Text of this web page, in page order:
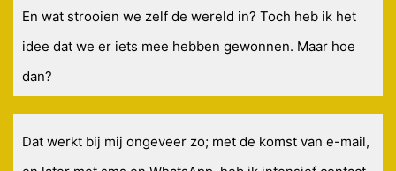
En wat strooien we zelf de wereld in? Toch heb ik het
idee dat we er iets mee hebben gewonnen. Maar hoe
dan?
Dat werkt bij mij ongeveer zo; met de komst van e-mail,